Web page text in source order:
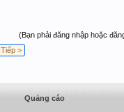
(Bạn phải đăng nhập hoặc
Tiếp >
Quảng cáo